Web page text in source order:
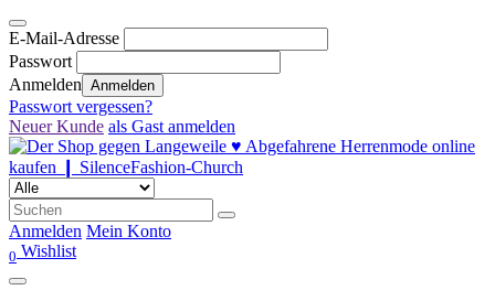
E-Mail-Adresse
Passwort
Anmelden Anmelden
Passwort vergessen?
Neuer Kunde als Gast anmelden
Anmelden Mein Konto
0 Wishlist